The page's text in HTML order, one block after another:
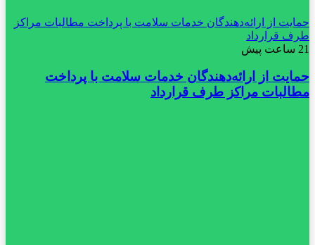
حمایت از ارائه‌دهندگان خدمات سلامت با پرداخت مطالبات مراکز
طرف قرارداد
21 ساعت پیش
حمایت از ارائه‌دهندگان خدمات سلامت با پرداخت
مطالبات مراکز طرف قرارداد